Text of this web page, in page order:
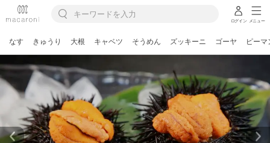
ログイン メニュー
なす きゅうり 大根 キャベツ そうめん ズッキーニ ゴーヤ ピーマ